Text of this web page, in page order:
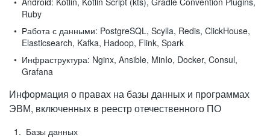
Ruby
Работа с данными: PostgreSQL, Scylla, Redis, ClickHouse,
Elasticsearch, Kafka, Hadoop, Flink, Spark
Инфраструктура: Nginx, Ansible, MinIo, Docker, Consul,
Grafana
Информация о правах на базы данных и программах
ЭВМ, включенных в реестр отечественного ПО
Базы данных